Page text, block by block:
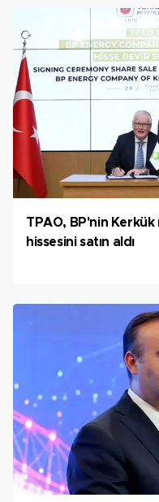
TPAO, BP'nin
hissesini satın aldı